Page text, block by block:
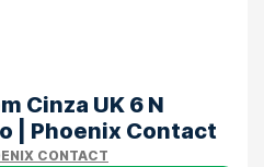
Cinza UK 6 N
| Phoenix Contact
CONTACT